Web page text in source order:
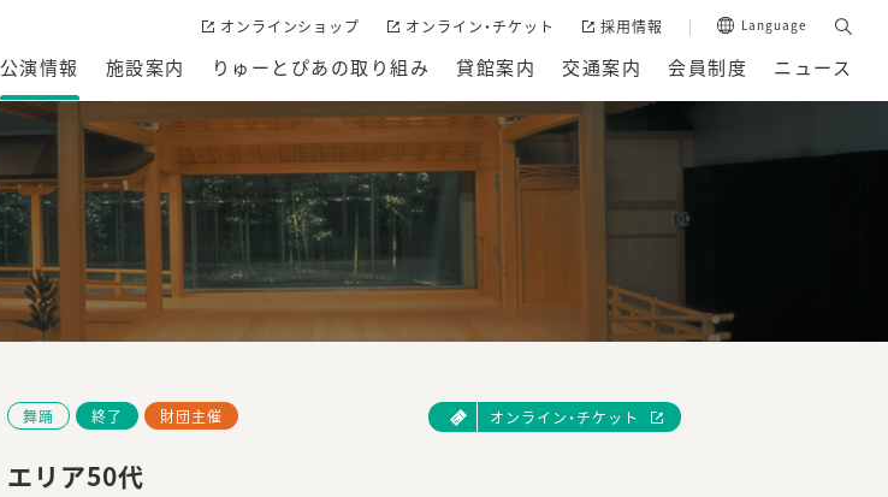
公演情報 施設案内 りゅーとぴあの取り組み 貸館案内 交通案内 会員制度 ニュース
オンラインショップ オンライン・チケット 採用情報 Language
舞踊 終了 財団主催 オンライン・チケット
エリア50代